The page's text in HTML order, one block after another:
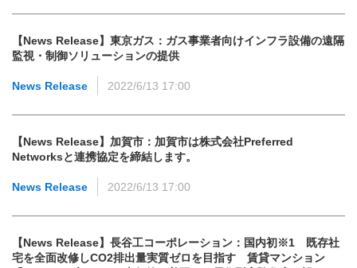
【News Release】東京ガス：ガス事業者向けインフラ設備の遠隔
監視・制御ソリューションの提供
News Release 2022/6/13 17:00
【News Release】加賀市：加賀市は株式会社Preferred
Networksと連携協定を締結します。
News Release 2022/6/13 17:00
【News Release】長谷工コーポレーション：国内初※1 既存社
宅を全面改修しCO2排出量実質ゼロを目指す 賃貸マンション